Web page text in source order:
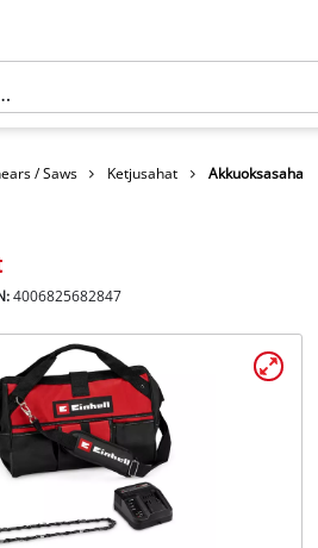
/ Saws Ketjusahat Akkuoksasaha
4006825682847